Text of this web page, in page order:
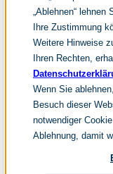
„Ablehnen“
Ihre Zustimmung
Weitere Hinweise
Ihren Rechten,
Wenn Sie
Besuch dieser
notwendiger
Ablehnung, damit
Navigation
Home
Archiv
Redaktion
Suchen
hier tippen und enter
Navigation
Home
Leistungen
it &